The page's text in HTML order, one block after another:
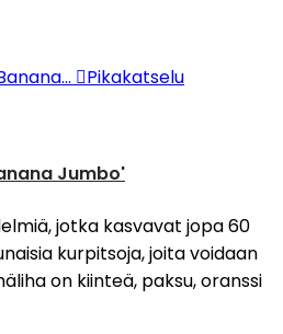
Pikakatselu
Jumbo'
jotka kasvavat jopa 60
kurpitsoja, joita voidaan
on kiinteä, paksu, oranssi